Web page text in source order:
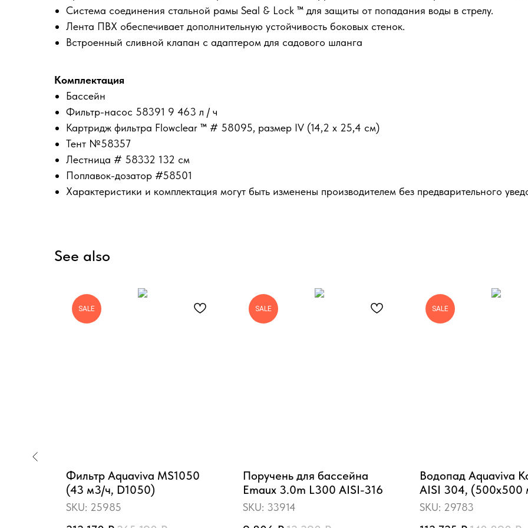
Система соединения стальной рамы Seal & Lock ™ для защиты от попадания воды в стрелу.
Лента ПВХ обеспечивает дополнительную устойчивость боковых стенок.
Встроенный сливной клапан с адаптером для садового шланга
Комплектация
Бассейн
Фильтр-насос 58391 9 463 л / ч
Картридж фильтра Flowclear ™ # 58095, размер IV (14,2 x 25,4 см)
Тент №58357
Лестница # 58332 132 см
Поплавок-дозатор #58501
Характеристики и комплектация могут быть изменены производителем без предварительного
See also
SALE
Фильтр Aquaviva MS1050
(43 м3/ч, D1050)
SKU: 25985
SALE
Поручень для бассейна
Emaux 3.0m L300 AISI-316
SKU: 33914
SALE
Водопад Aquaviva
AISI 304, (500x500
SKU: 29783